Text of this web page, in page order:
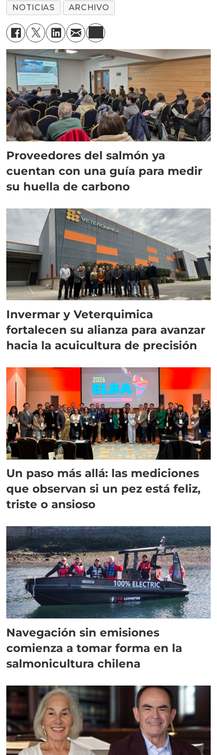
NOTICIAS ARCHIVO
Proveedores del salmón ya
cuentan con una guía para medir
su huella de carbono
Invermar y Veterquimica
fortalecen su alianza para avanzar
hacia la acuicultura de precisión
Un paso más allá: las mediciones
que observan si un pez está feliz,
triste o ansioso
Navegación sin emisiones
comienza a tomar forma en la
salmonicultura chilena